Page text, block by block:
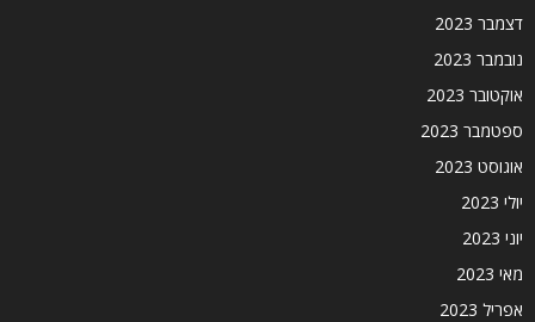
דצמבר 2023
נובמבר 2023
אוקטובר 2023
ספטמבר 2023
אוגוסט 2023
יולי 2023
יוני 2023
מאי 2023
אפריל 2023